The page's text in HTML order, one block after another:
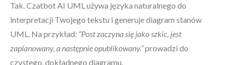
Tak. Czatbot AI UML używa języka naturalnego do
interpretacji Twojego tekstu i generuje diagram stanów
UML. Na przykład: “Post zaczyna się jako szkic, jest
zaplanowany, a następnie opublikowany.”prowadzi do
czystego, dokładnego diagramu.